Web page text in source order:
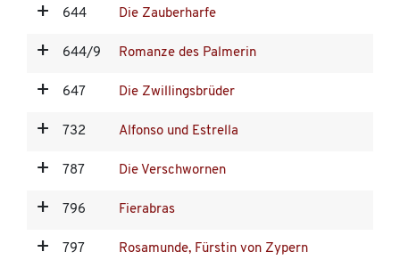
644 Die Zauberharfe
644/9 Romanze des Palmerin
647 Die Zwillingsbrüder
732 Alfonso und Estrella
787 Die Verschwornen
796 Fierabras
797 Rosamunde, Fürstin von Zypern